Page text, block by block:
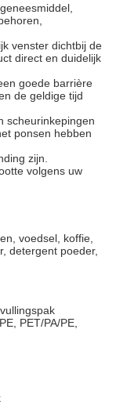
venster dichtbij de
direct en duidelijk
goede barrière
de geldige tijd
scheurinkepingen
ponsen hebben
zijn.
volgens uw
voedsel, koffie,
detergent poeder,
PET/PA/PE,